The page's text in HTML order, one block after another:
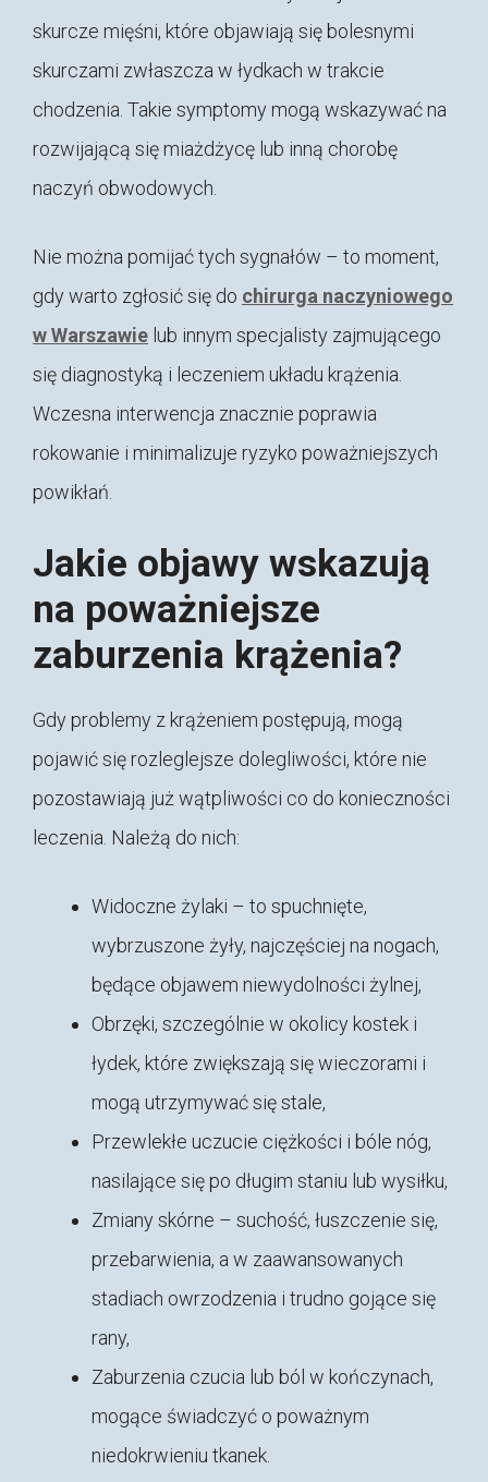
skurcze mięśni, które objawiają się bolesnymi
skurczami zwłaszcza w łydkach w trakcie
chodzenia. Takie symptomy mogą wskazywać na
rozwijającą się miażdżycę lub inną chorobę
naczyń obwodowych.
Nie można pomijać tych sygnałów – to moment,
gdy warto zgłosić się do chirurga naczyniowego
w Warszawie lub innym specjalisty zajmującego
się diagnostyką i leczeniem układu krążenia.
Wczesna interwencja znacznie poprawia
rokowanie i minimalizuje ryzyko poważniejszych
powikłań.
Jakie objawy wskazują
na poważniejsze
zaburzenia krążenia?
Gdy problemy z krążeniem postępują, mogą
pojawić się rozleglejsze dolegliwości, które nie
pozostawiają już wątpliwości co do konieczności
leczenia. Należą do nich:
Widoczne żylaki – to spuchnięte,
wybrzuszone żyły, najczęściej na nogach,
będące objawem niewydolności żylnej,
Obrzęki, szczególnie w okolicy kostek i
łydek, które zwiększają się wieczorami i
mogą utrzymywać się stale,
Przewlekłe uczucie ciężkości i bóle nóg,
nasilające się po długim staniu lub wysiłku,
Zmiany skórne – suchość, łuszczenie się,
przebarwienia, a w zaawansowanych
stadiach owrzodzenia i trudno gojące się
rany,
Zaburzenia czucia lub ból w kończynach,
mogące świadczyć o poważnym
niedokrwieniu tkanek.